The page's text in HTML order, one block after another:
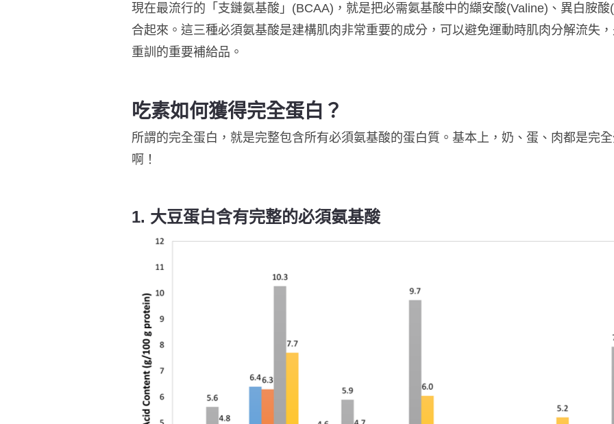
現在最流行的「支鏈氨基酸」(BCAA)，就是把必需氨基酸中的纈安酸(Valine)、異白胺
合起來。這三種必須氨基酸是建構肌肉非常重要的成分，可以避免運動時肌肉分解流失
重訓的重要補給品。
吃素如何獲得完全蛋白？
所謂的完全蛋白，就是完整包含所有必須氨基酸的蛋白質。基本上，奶、蛋、肉都是完
啊！
1. 大豆蛋白含有完整的必須氨基酸